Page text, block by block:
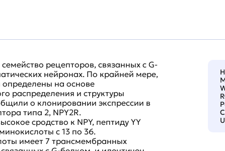
рецепторов, связанных с G-
нейронах. По крайней мере,
на основе
распределения и структуры
о клонировании экспрессии в
типа 2, NPY2R.
сродство к NPY, пептиду YY
с 13 по 36.
имеет 7 трансмембранных